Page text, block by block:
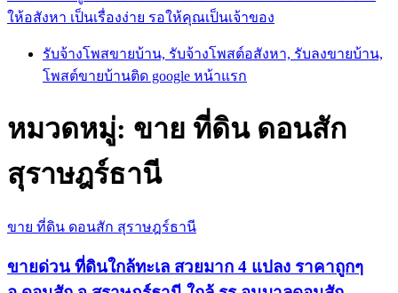
ให้อสังหา เป็นเรื่องง่าย รอให้คุณเป็นเจ้าของ
รับจ้างโพสขายบ้าน, รับจ้างโพสต์อสังหา, รับลงขายบ้าน,
โพสต์ขายบ้านติด google หน้าแรก
หมวดหมู่: ขาย ที่ดิน ดอนสัก
สุราษฎร์ธานี
ขาย ที่ดิน ดอนสัก สุราษฎร์ธานี
ขายด่วน ที่ดินใกล้ทะเล สวยมาก 4 แปลง ราคาถูกๆ